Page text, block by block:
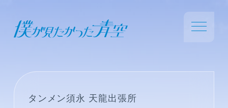
タンメン須永 天龍出張所